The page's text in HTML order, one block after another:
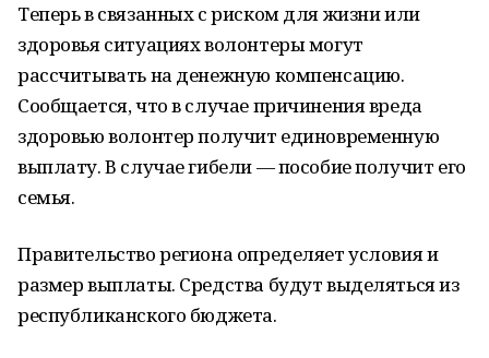
Теперь в связанных с риском для жизни или
здоровья ситуациях волонтеры могут
рассчитывать на денежную компенсацию.
Сообщается, что в случае причинения вреда
здоровью волонтер получит единовременную
выплату. В случае гибели — пособие получит его
семья.
Правительство региона определяет условия и
размер выплаты. Средства будут выделяться из
республиканского бюджета.